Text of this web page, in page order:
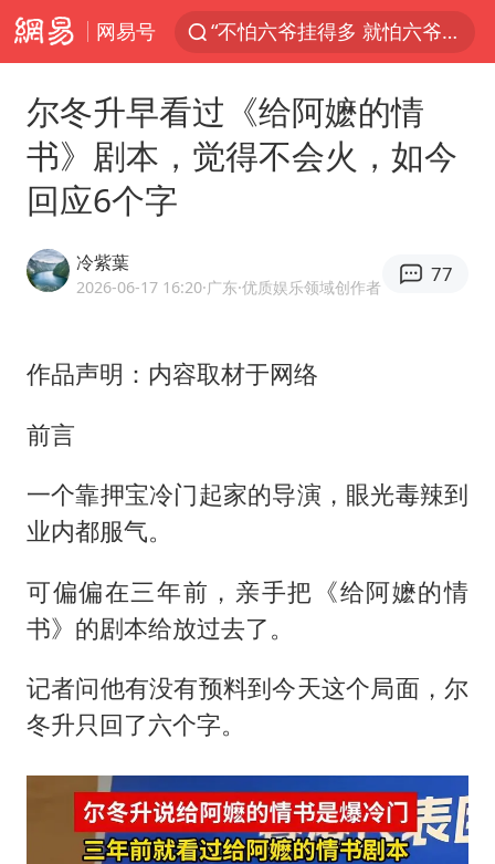
网易号
“不怕六爷挂得多 就怕六爷挂一颗”
直击东北超：哈尔滨vs通辽
香港宏福苑火灾或由烟头引起
梁家辉百花奖演讲落泪
香港正式允许“拒绝抢救”
乐享全民健身 共筑健康中国
尔冬升早看过《给阿嬷的情
书》剧本，觉得不会火，如今
回应6个字
冷紫葉
2026-06-17 16:20·广东·优质娱乐领域创作者
77
作品声明：内容取材于网络
前言
一个靠押宝冷门起家的导演，眼光毒辣到
业内都服气。
可偏偏在三年前，亲手把《给阿嬷的情
书》的剧本给放过去了。
记者问他有没有预料到今天这个局面， 尔
冬升只回了六个字。